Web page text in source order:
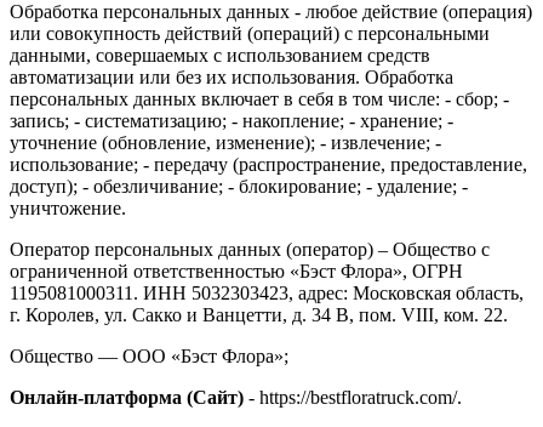
Обработка персональных данных - любое действие (операция)
или совокупность действий (операций) с персональными
данными, совершаемых с использованием средств
автоматизации или без их использования. Обработка
персональных данных включает в себя в том числе: - сбор; -
запись; - систематизацию; - накопление; - хранение; -
уточнение (обновление, изменение); - извлечение; -
использование; - передачу (распространение, предоставление,
доступ); - обезличивание; - блокирование; - удаление; -
уничтожение.
Оператор персональных данных (оператор) – Общество с
ограниченной ответственностью «Бэст Флора», ОГРН
1195081000311. ИНН 5032303423, адрес: Московская область,
г. Королев, ул. Сакко и Ванцетти, д. 34 В, пом. VIII, ком. 22.
Общество — ООО «Бэст Флора»;
Онлайн-платформа (Сайт) - https://bestfloratruck.com/.